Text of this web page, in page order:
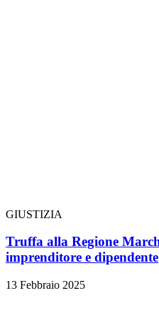
GIUSTIZIA
Truffa alla Regione
imprenditore e dipendente
13 Febbraio 2025